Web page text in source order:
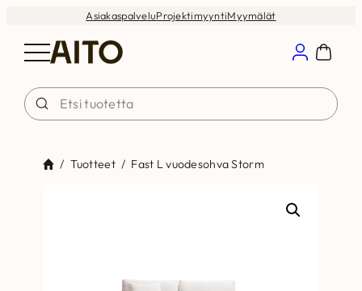
AsiakaspalveluProjektimyyntiMyymälät
/ Tuotteet / Fast L vuodesohva Storm